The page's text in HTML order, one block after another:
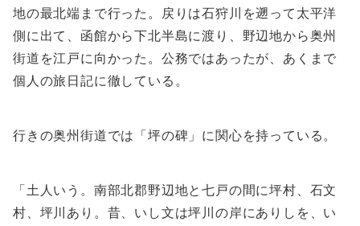
地の最北端まで行った。戻りは石狩川を遡って太平洋
側に出て、函館から下北半島に渡り、野辺地から奥州
街道を江戸に向かった。公務ではあったが、あくまで
個人の旅日記に徹している。
行きの奥州街道では「坪の碑」に関心を持っている。
「土人いう。南部北郡野辺地と七戸の間に坪村、石文
村、坪川あり。昔、いし文は坪川の岸にありしを、い